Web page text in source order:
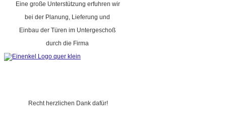
Eine große Unterstützung erfuhren wir
bei der Planung, Lieferung und
Einbau der Türen im Untergeschoß
durch die Firma
Recht herzlichen Dank dafür!